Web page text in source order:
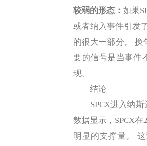
较弱的形态：如果
或者纳入事件引发
的很大一部分。 换
要的信号是当事件
现。
结论
SPCX进入纳斯
数据显示，SPCX
明显的支撑量。